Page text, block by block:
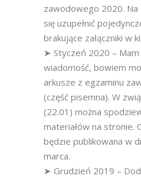
zawodowego 2020. Na
się uzupełnić
brakujące załączniki w
➤ Styczeń 2020 –
wiadomość, bowiem
arkusze z egzaminu
(część pisemna). W
(22.01) można
materiałów na stronie.
będzie publikowana w
marca.
➤ Grudzień 2019 –